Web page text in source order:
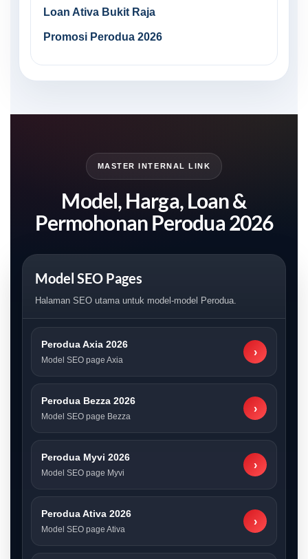
Loan Ativa Bukit Raja
Promosi Perodua 2026
MASTER INTERNAL LINK
Model, Harga, Loan &
Permohonan Perodua 2026
Model SEO Pages
Halaman SEO utama untuk model-model Perodua.
Perodua Axia 2026
Model SEO page Axia
›
Perodua Bezza 2026
Model SEO page Bezza
›
Perodua Myvi 2026
Model SEO page Myvi
›
Perodua Ativa 2026
Model SEO page Ativa
›